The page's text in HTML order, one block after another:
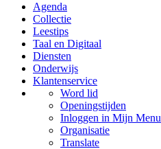
Agenda
Collectie
Leestips
Taal en Digitaal
Diensten
Onderwijs
Klantenservice
Word lid
Openingstijden
Inloggen in Mijn Menu
Organisatie
Translate